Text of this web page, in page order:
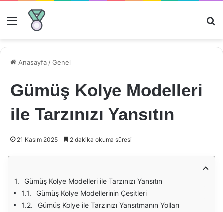
Menü
Anasayfa /Genel
Gümüş Kolye Modelleri
ile Tarzınızı Yansıtın
21 Kasım 2025 2 dakika okuma süresi
Gümüş Kolye Modelleri ile Tarzınızı Yansıtın
Gümüş Kolye Modellerinin Çeşitleri
Gümüş Kolye ile Tarzınızı Yansıtmanın Yolları